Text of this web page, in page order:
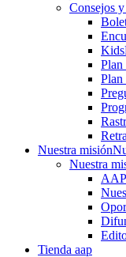
Consejos
Plan
Plan
Nuestra misión
Nuestra
Tienda aap